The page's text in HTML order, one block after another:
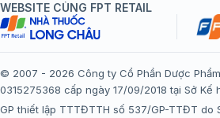
Chính sách đổi trả gói, mũi tiêm tại
FPT Long Châu
Thể lệ chương trình “Tích điểm nhận
WEBSITE CÙNG FPT RETAIL
© 2007 - 2026 Công ty Cổ Phần Dược
0315275368 cấp ngày 17/09/2018 tại Sở Kế
GP thiết lập TTTĐTTH số 537/GP-TTĐT do